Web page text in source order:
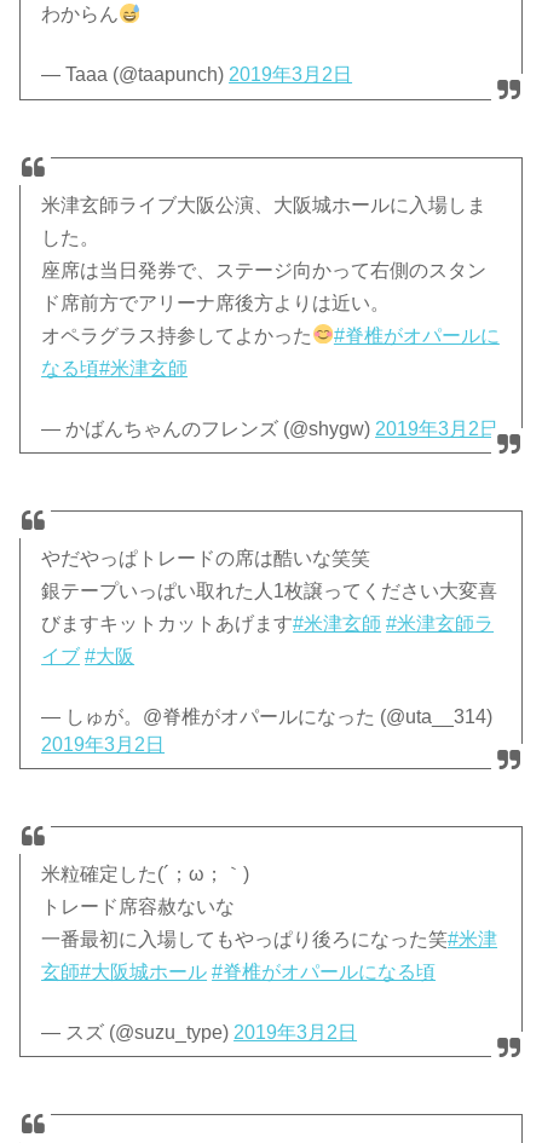
わからん
— Taaa (@taapunch) 2019年3月2日
米津玄師ライブ大阪公演、大阪城ホールに入場しま
した。
座席は当日発券で、ステージ向かって右側のスタン
ド席前方でアリーナ席後方よりは近い。
オペラグラス持参してよかった
#脊椎がオパールに
なる頃#米津玄師
— かばんちゃんのフレンズ (@shygw) 2019年3月2日
やだやっぱトレードの席は酷いな笑笑
銀テープいっぱい取れた人1枚譲ってください大変喜
びますキットカットあげます#米津玄師 #米津玄師ラ
イブ #大阪
— しゅが。@脊椎がオパールになった (@uta__314)
2019年3月2日
米粒確定した(´；ω；｀)
トレード席容赦ないな
一番最初に入場してもやっぱり後ろになった笑#米津
玄師#大阪城ホール #脊椎がオパールになる頃
— スズ (@suzu_type) 2019年3月2日